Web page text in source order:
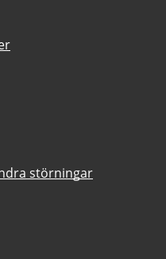
störningar